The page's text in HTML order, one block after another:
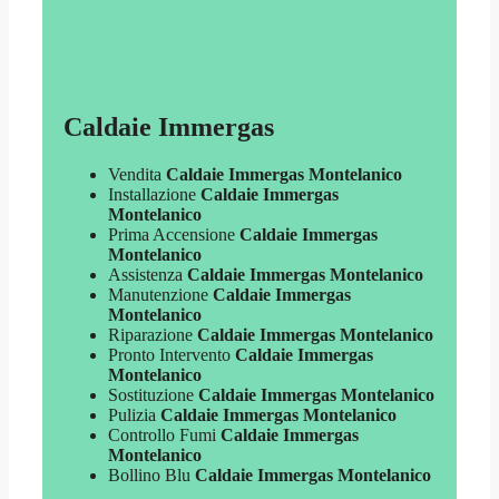
Caldaie Immergas
Vendita Caldaie Immergas Montelanico
Installazione Caldaie Immergas
Montelanico
Prima Accensione Caldaie Immergas
Montelanico
Assistenza Caldaie Immergas Montelanico
Manutenzione Caldaie Immergas
Montelanico
Riparazione Caldaie Immergas Montelanico
Pronto Intervento Caldaie Immergas
Montelanico
Sostituzione Caldaie Immergas Montelanico
Pulizia Caldaie Immergas Montelanico
Controllo Fumi Caldaie Immergas
Montelanico
Bollino Blu Caldaie Immergas Montelanico